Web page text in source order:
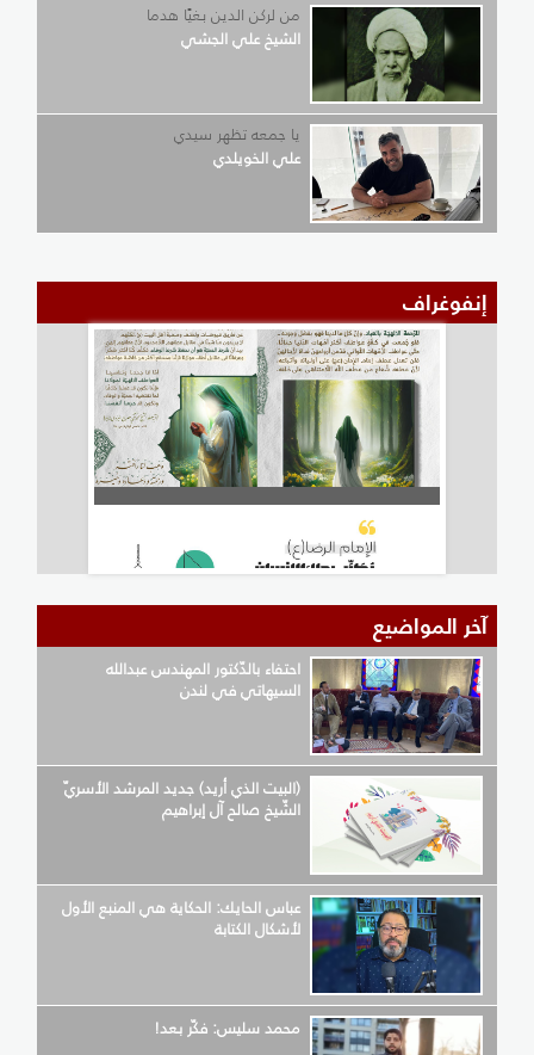
من لركن الدين بغيًا هدما
الشيخ علي الجشي
يا جمعه تظهر سيدي
علي الخويلدي
إنفوغراف
آخر المواضيع
احتفاء بالدّكتور المهندس عبدالله
السيهاتي في لندن
(البيت الذي أريد) جديد المرشد الأسريّ
الشّيخ صالح آل إبراهيم
عباس الحايك: الحكاية هي المنبع الأول
لأشكال الكتابة
محمد سليس: فكّر بعد!